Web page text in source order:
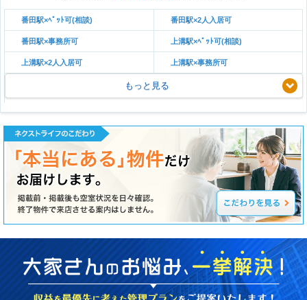
番田駅×ﾍﾟｯﾄ可(相談) 番田駅×2人入居可
番田駅×事務所可 上溝駅×ﾍﾟｯﾄ可(相談)
上溝駅×2人入居可 上溝駅×事務所可
もっと見る